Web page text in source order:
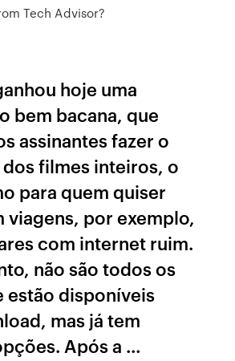
Tech Advisor?
hoje uma
bem bacana, que
assinantes fazer o
filmes inteiros, o
para quem quiser
viagens, por exemplo,
com internet ruim.
não são todos os
estão disponíveis
mas já tem
Após a …